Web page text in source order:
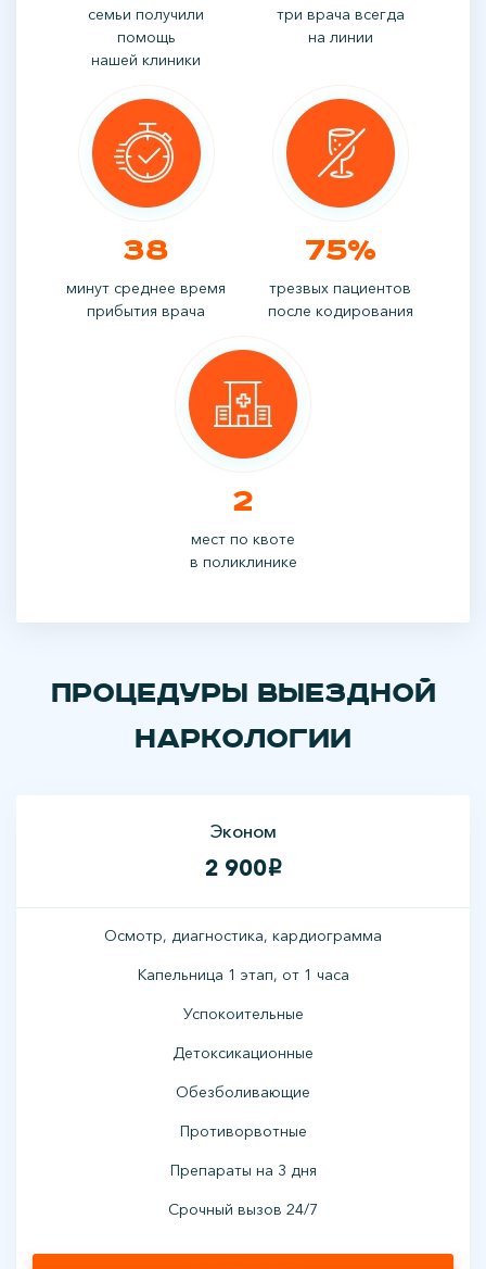
семьи получили
помощь
нашей клиники
три врача всегда
на линии
38
минут среднее время
прибытия врача
75%
трезвых пациентов
после кодирования
2
мест по квоте
в поликлинике
Процедуры выездной
наркологии
Эконом
2 900i
Осмотр, диагностика, кардиограмма
Капельница 1 этап, от 1 часа
Успокоительные
Детоксикационные
Обезболивающие
Противорвотные
Препараты на 3 дня
Срочный вызов 24/7